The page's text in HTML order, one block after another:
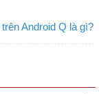
Android Q là gì?